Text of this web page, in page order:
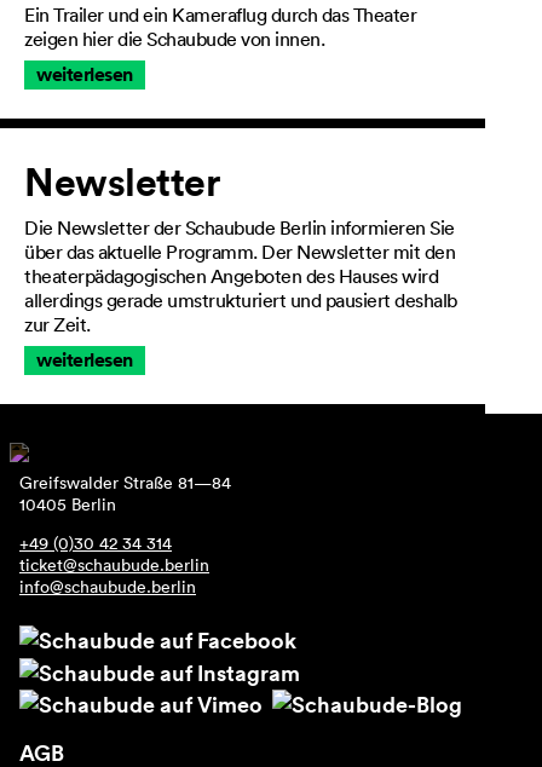
Ein Trailer und ein Kameraflug durch das Theater
zeigen hier die Schaubude von innen.
weiterlesen
Newsletter
Die Newsletter der Schaubude Berlin informieren Sie
über das aktuelle Programm. Der Newsletter mit den
theaterpädagogischen Angeboten des Hauses wird
allerdings gerade umstrukturiert und pausiert deshalb
zur Zeit.
weiterlesen
Greifswalder Straße 81—84
10405 Berlin
+49 (0)30 42 34 314
ticket@schaubude.berlin
info@schaubude.berlin
AGB